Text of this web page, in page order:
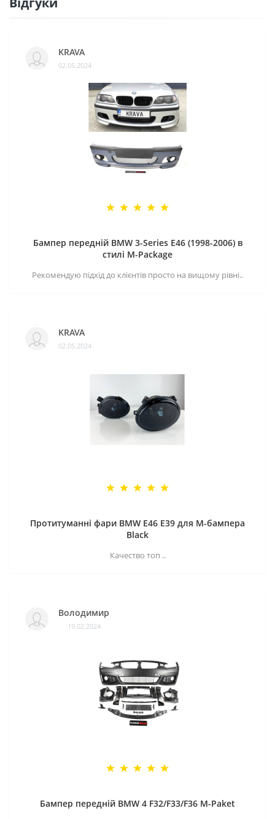
KRAVA
02.05.2024
Бампер передній BMW 3-Series E46 (1998-2006) в
стилі M-Package
Рекомендую підхід до клієнтів просто на вищому рівні..
KRAVA
02.05.2024
Протитуманні фари BMW E46 E39 для M-бампера
Black
Качество топ ..
Володимир
19.02.2024
Бампер передній BMW 4 F32/F33/F36 M-Paket